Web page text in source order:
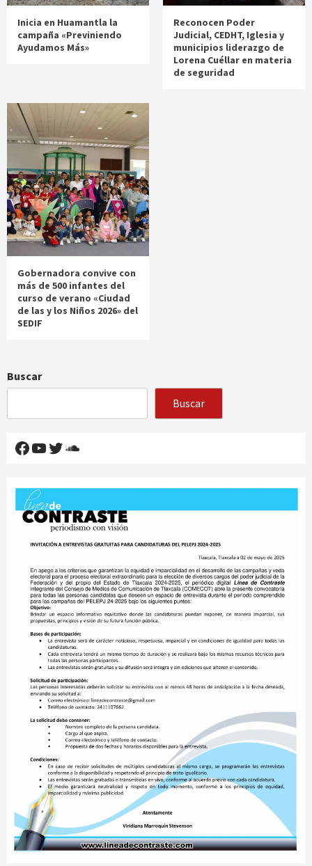
Inicia en Huamantla la
campaña «Previniendo
Ayudamos Más»
Reconocen Poder
Judicial, CEDHT, Iglesia y
municipios liderazgo de
Lorena Cuéllar en materia
de seguridad
Gobernadora convive con
más de 500 infantes del
curso de verano «Ciudad
de las y los Niños 2026» del
SEDIF
Buscar
Buscar
Facebook
YouTube
Twitter
SoundCloud